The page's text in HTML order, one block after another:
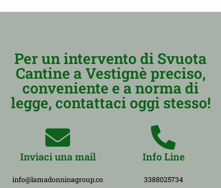
Per un intervento di Svuota
Cantine a Vestignè preciso,
conveniente e a norma di
legge, contattaci oggi stesso!
Inviaci una mail
info@lamadonninagroup.co
Info Line
3388025734